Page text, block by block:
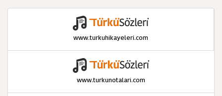
www.turkuhikayeleri.com
www.turkunotalari.com